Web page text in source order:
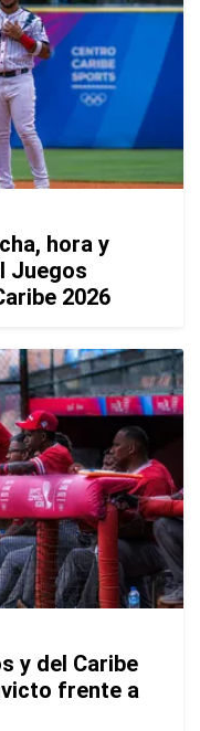
hora y
Juegos
2026
y del Caribe
frente a